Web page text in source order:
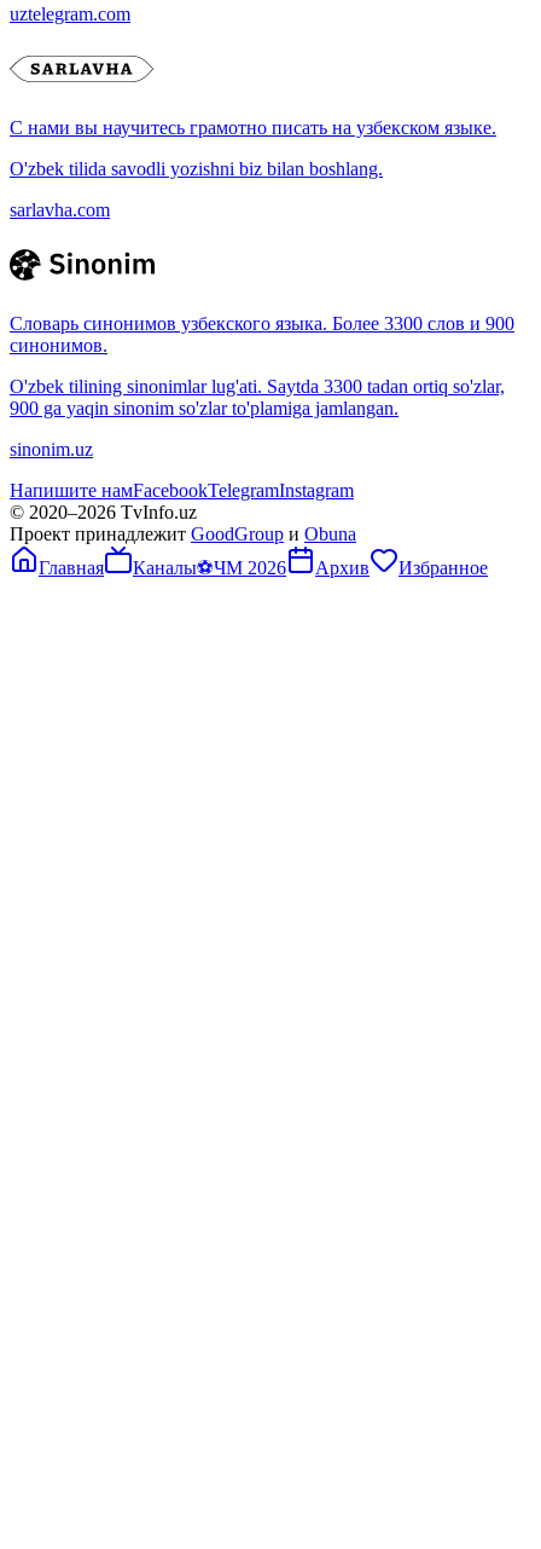
uztelegram.com
С нами вы научитесь грамотно писать на узбекском языке.
O'zbek tilida savodli yozishni biz bilan boshlang.
sarlavha.com
Словарь синонимов узбекского языка. Более 3300 слов и 900
синонимов.
O'zbek tilining sinonimlar lug'ati. Saytda 3300 tadan ortiq so'zlar,
900 ga yaqin sinonim so'zlar to'plamiga jamlangan.
sinonim.uz
Напишите намFacebookTelegramInstagram
© 2020–2026 TvInfo.uz
Проект принадлежит GoodGroup и Obuna
Главная
Каналы⚽ЧМ 2026 Архив Избранное